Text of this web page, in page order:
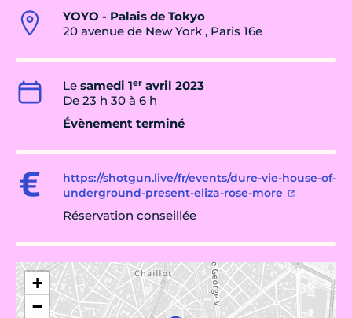
YOYO - Palais de Tokyo
20 avenue de New York , Paris 16e
Le samedi 1er avril 2023
De 23 h 30 à 6 h
Évènement terminé
https://shotgun.live/fr/events/dure-vie-house-of-
underground-present-eliza-rose-more
Réservation conseillée
+
−